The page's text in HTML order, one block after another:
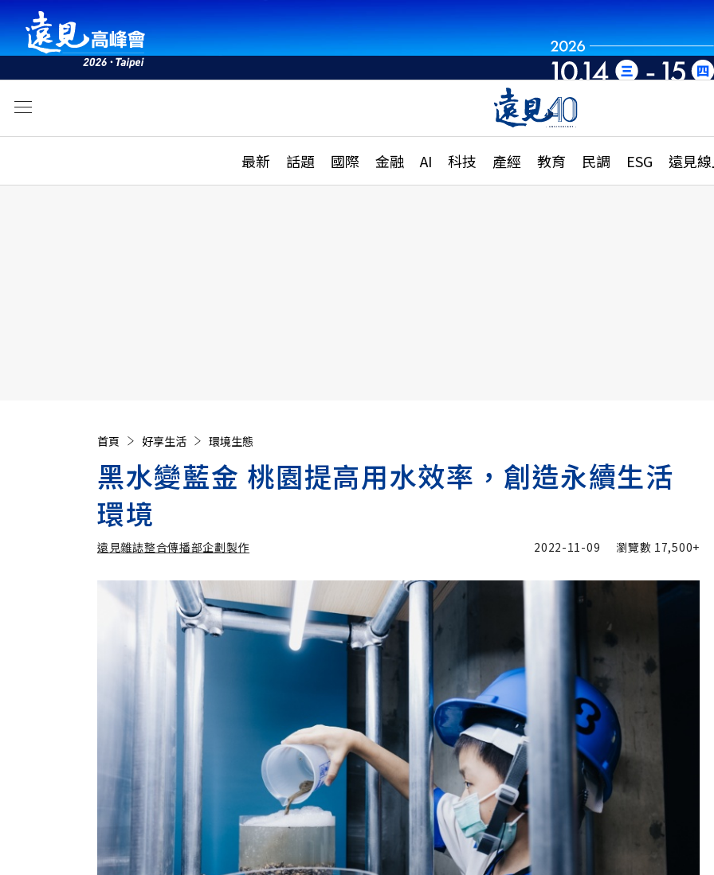
世界重組・洞見
最新 話題 國際 金融 AI 科技 產經 教育 民調 ESG 遠見
活動
話題
國際
特輯
大學升學、職涯攻略
縣市施政調查全解析
首頁 好享生活 環境生態
黑水變藍金 桃園提高用水效率，創造永續生活
環境
遠見雜誌整合傳播部企劃製作
遠見雜誌整合傳播部企劃製作 加入追蹤
2022-11-09 瀏覽數 17,500+